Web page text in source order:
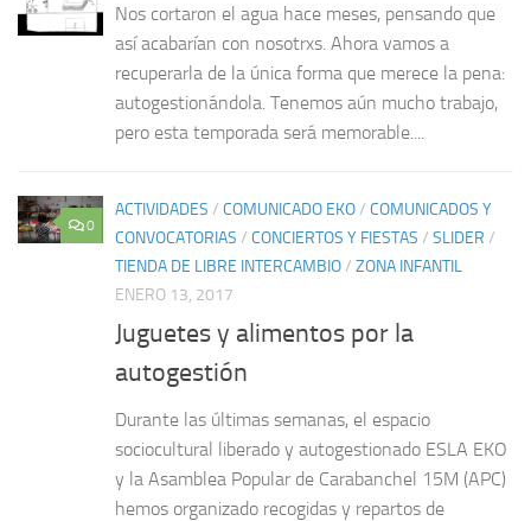
Nos cortaron el agua hace meses, pensando que
así acabarían con nosotrxs. Ahora vamos a
recuperarla de la única forma que merece la pena:
autogestionándola. Tenemos aún mucho trabajo,
pero esta temporada será memorable....
0
ACTIVIDADES / COMUNICADO EKO/ COMUNICADOS Y
CONVOCATORIAS / CONCIERTOS Y FIESTAS / SLIDER /
TIENDA DE LIBRE INTERCAMBIO/ ZONA INFANTIL
ENERO 13, 2017
Juguetes y alimentos por la
autogestión
Durante las últimas semanas, el espacio
sociocultural liberado y autogestionado ESLA EKO
y la Asamblea Popular de Carabanchel 15M (APC)
hemos organizado recogidas y repartos de